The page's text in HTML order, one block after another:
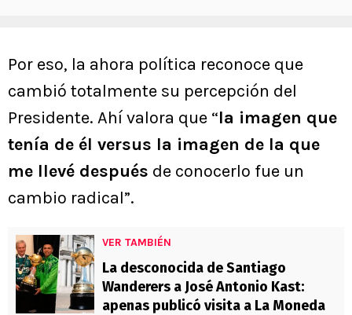
Por eso, la ahora política reconoce que
cambió totalmente su percepción del
Presidente. Ahí valora que “la imagen que
tenía de él versus la imagen de la que
me llevé después de conocerlo fue un
cambio radical”.
VER TAMBIÉN
La desconocida de Santiago
Wanderers a José Antonio Kast:
apenas publicó visita a La Moneda